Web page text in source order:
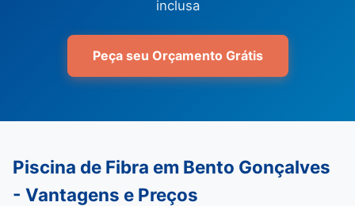
inclusa
Peça seu Orçamento Grátis
Piscina de Fibra em Bento Gonçalves
- Vantagens e Preços